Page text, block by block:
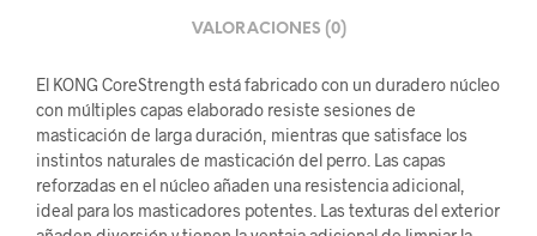
VALORACIONES (0)
El KONG CoreStrength está fabricado con un duradero núcleo
con múltiples capas elaborado resiste sesiones de
masticación de larga duración, mientras que satisface los
instintos naturales de masticación del perro. Las capas
reforzadas en el núcleo añaden una resistencia adicional,
ideal para los masticadores potentes. Las texturas del exterior